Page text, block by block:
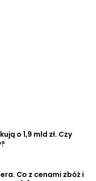
o 1,9 mld zł. Czy
Co z cenami zbóż i